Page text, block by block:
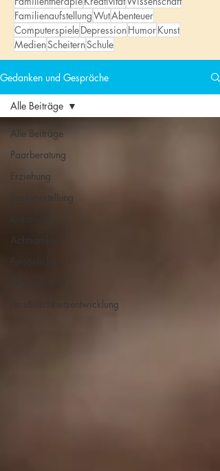
FamilienaufstellungWutAbenteuer
ComputerspieleDepressionHumorKunst
MedienScheiternSchule
Gedanken und Gespräche
Alle Beiträge
Paarberatung
Erziehung
Buchvorstellung
Achtsamkeit
Persönlichkeitsentwicklung
Alle Beiträge